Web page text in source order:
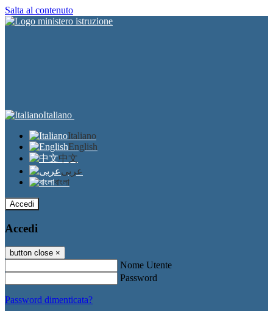
Salta al contenuto
Italiano
Italiano
English
中文
عربى
বাংলা
Accedi
Accedi
button close ×
Nome Utente
Password
Password dimenticata?